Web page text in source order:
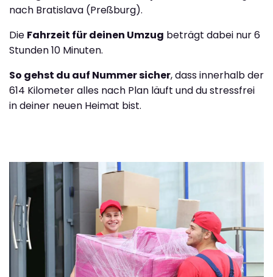
nach Bratislava (Preßburg).
Die Fahrzeit für deinen Umzug beträgt dabei nur 6
Stunden 10 Minuten.
So gehst du auf Nummer sicher, dass innerhalb der
614 Kilometer alles nach Plan läuft und du stressfrei
in deiner neuen Heimat bist.